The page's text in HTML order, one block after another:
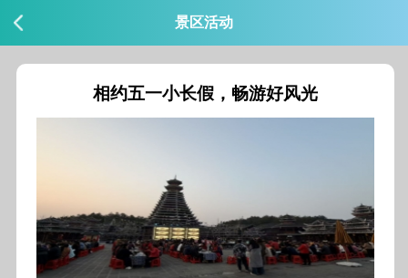
景区活动
相约五一小长假，畅游好风光